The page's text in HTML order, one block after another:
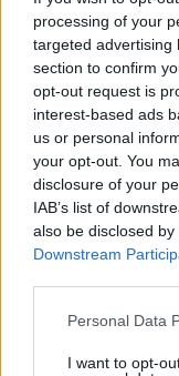
processing of your
targeted advertising
section to confirm
opt-out request is
interest-based ads
us or personal
your opt-out. You
disclosure of your
IAB’s list of
also be disclosed
Downstream
Please note that
not limited to your
Personal Data
I want to opt-
ΔΕΙΤΕ ΟΛΕΣ ΤΙΣ
ΤΑ ΠΙΟ